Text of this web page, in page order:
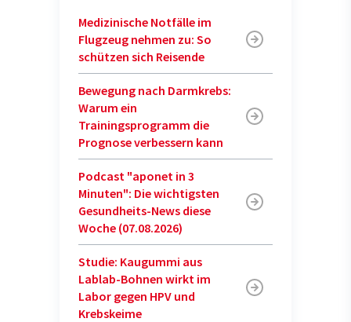
Medizinische Notfälle im
Flugzeug nehmen zu: So
schützen sich Reisende
Bewegung nach Darmkrebs:
Warum ein
Trainingsprogramm die
Prognose verbessern kann
Podcast "aponet in 3
Minuten": Die wichtigsten
Gesundheits-News diese
Woche (07.08.2026)
Studie: Kaugummi aus
Lablab-Bohnen wirkt im
Labor gegen HPV und
Krebskeime